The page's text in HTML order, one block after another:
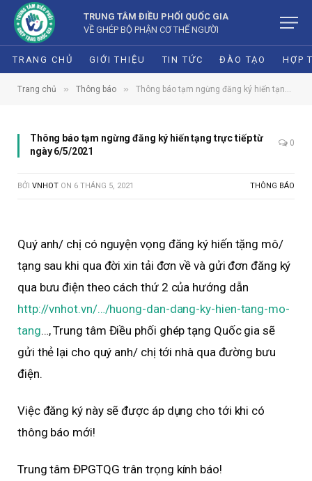
TRUNG TÂM ĐIỀU PHỐI QUỐC GIA
VỀ GHÉP BỘ PHẬN CƠ THỂ NGƯỜI
TRANG CHỦ GIỚI THIỆU TIN TỨC ĐÀO TẠO HỢP
Trang chủ » Thông báo » Thông báo tạm ngừng đăng ký hiến tạng trực tiếp từ ngày 6/5/2021
Thông báo tạm ngừng đăng ký hiến tạng trực tiếp từ
ngày 6/5/2021
0
BỞI VNHOT ON 6 THÁNG 5, 2021 THÔNG BÁO
Quý anh/ chị có nguyện vọng đăng ký hiến tặng mô/
tạng sau khi qua đời xin tải đơn về và gửi đơn đăng ký
qua bưu điện theo cách thứ 2 của hướng dẫn
http://vnhot.vn/…/huong-dan-dang-ky-hien-tang-mo-
tang…, Trung tâm Điều phối ghép tạng Quốc gia sẽ
gửi thẻ lại cho quý anh/ chị tới nhà qua đường bưu
điện.
Việc đăng ký này sẽ được áp dụng cho tới khi có
thông báo mới!
Trung tâm ĐPGTQG trân trọng kính báo!